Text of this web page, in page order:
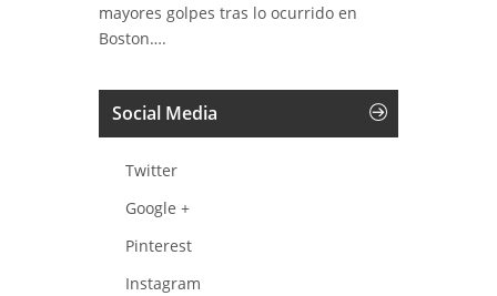
mayores golpes tras lo ocurrido en
Boston….
Social Media
Twitter
Google +
Pinterest
Instagram